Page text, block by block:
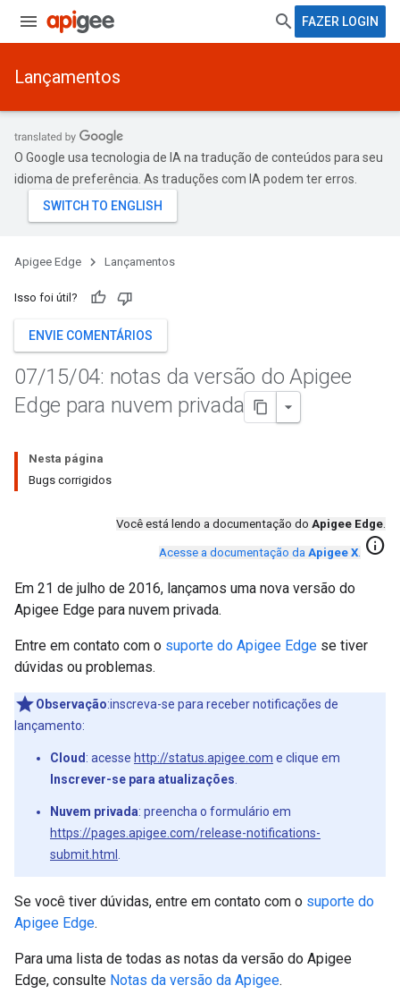
FAZER LOGIN
Lançamentos
O Google usa tecnologia de IA na tradução de conteúdos para seu
idioma de preferência. As traduções com IA podem ter erros.
Apigee Edge Lançamentos
Isso foi útil?
ENVIE COMENTÁRIOS
07/15/04: notas da versão do Apigee
Edge para nuvem privada
Nesta página
Bugs corrigidos
Você está lendo a documentação do Apigee Edge.
Acesse a documentação da Apigee X. info
Em 21 de julho de 2016, lançamos uma nova versão do
Apigee Edge para nuvem privada.
Entre em contato com o suporte do Apigee Edge se tiver
dúvidas ou problemas.
Observação:inscreva-se para receber notificações de
lançamento:
Cloud : acesse http://status.apigee.com e clique em
Inscrever-se para atualizações
Nuvem privada: preencha o formulário em
https://pages.apigee.com/release-notifications-
submit.html
Se você tiver dúvidas, entre em contato com o suporte do
Apigee Edge.
Para uma lista de todas as notas da versão do Apigee
Edge, consulte Notas da versão da Apigee.